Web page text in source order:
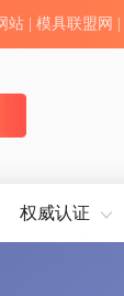
站 模具联盟网
权威认证